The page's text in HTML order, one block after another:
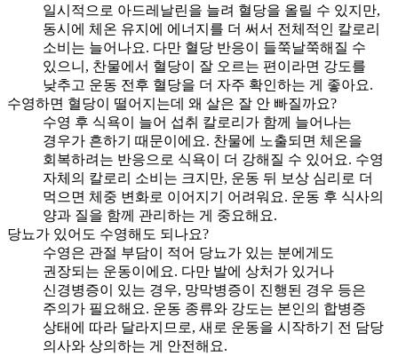
일시적으로 아드레날린을 늘려 혈당을 올릴 수 있지만,
동시에 체온 유지에 에너지를 더 써서 전체적인 칼로리
소비는 늘어나요. 다만 혈당 반응이 들쭉날쭉해질 수
있으니, 찬물에서 혈당이 잘 오르는 편이라면 강도를
낮추고 운동 전후 혈당을 더 자주 확인하는 게 좋아요.
수영하면 혈당이 떨어지는데 왜 살은 잘 안 빠질까요?
수영 후 식욕이 늘어 섭취 칼로리가 함께 늘어나는
경우가 흔하기 때문이에요. 찬물에 노출되면 체온을
회복하려는 반응으로 식욕이 더 강해질 수 있어요. 수영
자체의 칼로리 소비는 크지만, 운동 뒤 보상 심리로 더
먹으면 체중 변화로 이어지기 어려워요. 운동 후 식사의
양과 질을 함께 관리하는 게 중요해요.
당뇨가 있어도 수영해도 되나요?
수영은 관절 부담이 적어 당뇨가 있는 분에게도
권장되는 운동이에요. 다만 발에 상처가 있거나
신경병증이 있는 경우, 망막병증이 진행된 경우 등은
주의가 필요해요. 운동 종류와 강도는 본인의 합병증
상태에 따라 달라지므로, 새로 운동을 시작하기 전 담당
의사와 상의하는 게 안전해요.